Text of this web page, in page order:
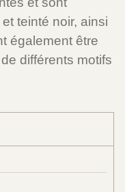
et teinté noir, ainsi
également être
de différents motifs